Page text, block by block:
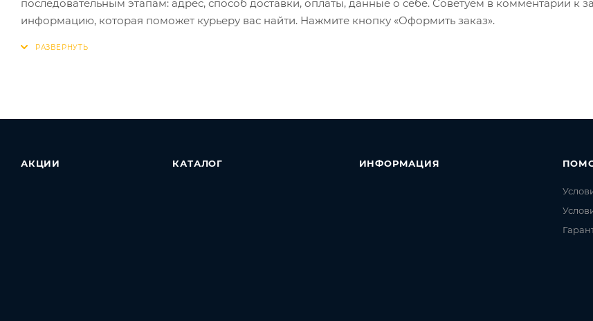
последовательным этапам: адрес, способ доставки, оплаты, данные о себе. Советуем в комментарии к
информацию, которая поможет курьеру вас найти. Нажмите кнопку «Оформить заказ».
АКЦИИ КАТАЛОГ ИНФОРМАЦИЯ